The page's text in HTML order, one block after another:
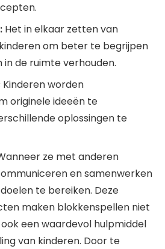
Het in elkaar zetten van
om beter te begrijpen
de ruimte verhouden.
Kinderen worden
originele ideeën te
oplossingen te
ze met anderen
en samenwerken
te bereiken. Deze
maken blokkenspellen niet
een waardevol hulpmiddel
van kinderen. Door te